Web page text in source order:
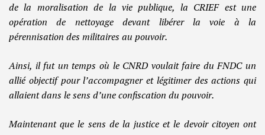
de la moralisation de la vie publique, la CRIEF est une
opération de nettoyage devant libérer la voie à la
pérennisation des militaires au pouvoir.
Ainsi, il fut un temps où le CNRD voulait faire du FNDC un
allié objectif pour l’accompagner et légitimer des actions qui
allaient dans le sens d’une confiscation du pouvoir.
Maintenant que le sens de la justice et le devoir citoyen ont